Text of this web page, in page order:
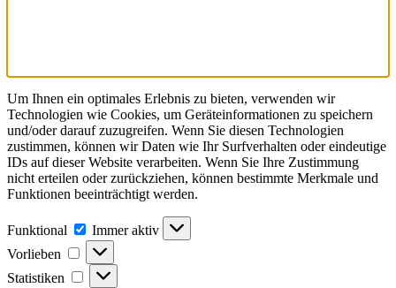
Um Ihnen ein optimales Erlebnis zu bieten, verwenden wir
Technologien wie Cookies, um Geräteinformationen zu speichern
und/oder darauf zuzugreifen. Wenn Sie diesen Technologien
zustimmen, können wir Daten wie Ihr Surfverhalten oder eindeutige
IDs auf dieser Website verarbeiten. Wenn Sie Ihre Zustimmung
nicht erteilen oder zurückziehen, können bestimmte Merkmale und
Funktionen beeinträchtigt werden.
Funktional Funktional
Immer aktiv
Vorlieben
Vorlieben
Statistiken Statistiken